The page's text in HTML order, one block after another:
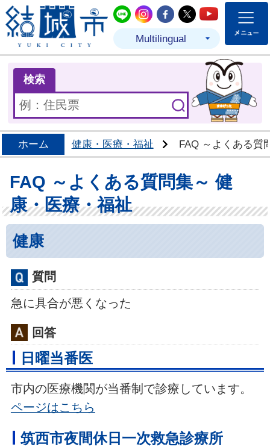
結城市公式LINE
結城市公式Instagram
結城市公式
結城市公式
結城市
Multilingual
検索
ホーム 健康・医療・福祉 FAQ ～よくある質
FAQ ～よくある質問集～ 健
康・医療・福祉
健康
質問
急に具合が悪くなった
回答
日曜当番医
市内の医療機関が当番制で診療しています。
ページはこちら
筑西市夜間休日一次救急診療所